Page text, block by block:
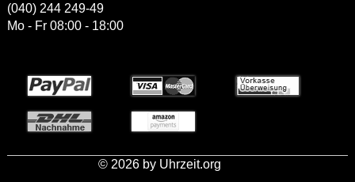
(040) 244 249-49
Mo - Fr 08:00 - 18:00
© 2026 by Uhrzeit.org